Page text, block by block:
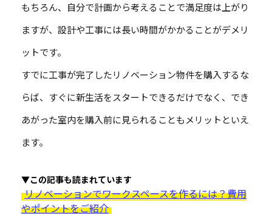
もちろん、自分で計画から考えることで満足度は上がり
ますが、設計や工事には長い時間がかかることがデメリ
ットです。
すでに工事が完了したリノベーション物件を購入するな
らば、すぐに新生活をスタートできるだけでなく、でき
あがった室内を購入前に見られることもメリットといえ
ます。
▼この記事も読まれています
リノベーションでワークスペースを作るには？費用
やポイントをご紹介